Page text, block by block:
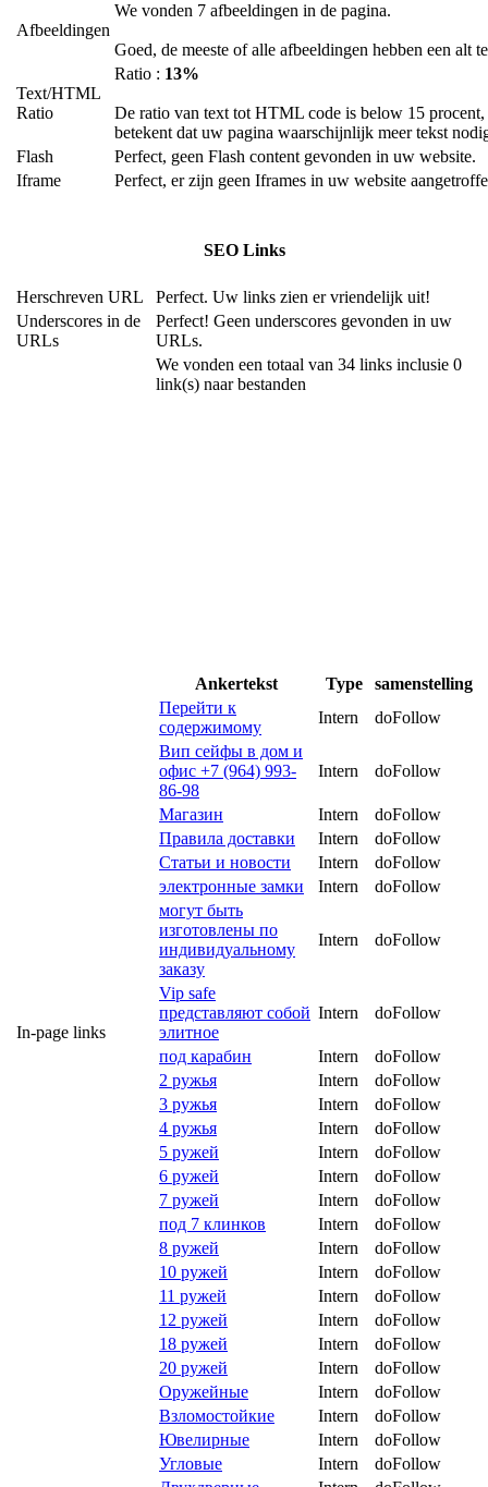
Afbeeldingen
We vonden 7 afbeeldingen in de pagina.
Goed, de meeste of alle afbeeldingen hebben een alt
Text/HTML
Ratio
Ratio : 13%
De ratio van text tot HTML code is below 15
betekent dat uw pagina waarschijnlijk meer tekst
Flash
Perfect, geen Flash content gevonden in uw website.
Iframe
Perfect, er zijn geen Iframes in uw website
SEO Links
Herschreven URL
Perfect. Uw links zien er vriendelijk uit!
Underscores in de
URLs
Perfect! Geen underscores gevonden in uw
URLs.
In-page links
We vonden een totaal van 34 links inclusie 0
link(s) naar bestanden
Ankertekst Type
samenstelling
Перейти к
содержимому
Intern
doFollow
Вип сейфы в дом и
офис +7 (964) 993-
86-98
Intern doFollow
Магазин Intern
doFollow
Правила доставки
Intern
doFollow
Статьи и новости
Intern
doFollow
электронные замки
Intern
doFollow
могут быть
изготовлены по
индивидуальному
заказу
Intern doFollow
Vip safe
представляют собой
элитное
Intern doFollow
под карабин Intern
doFollow
2 ружья
Intern
doFollow
3 ружья
Intern
doFollow
4 ружья
Intern
doFollow
5 ружей
Intern
doFollow
6 ружей
Intern
doFollow
7 ружей
Intern
doFollow
под 7 клинков
Intern
doFollow
8 ружей
Intern
doFollow
10 ружей
Intern
doFollow
11 ружей
Intern
doFollow
12 ружей
Intern
doFollow
18 ружей
Intern
doFollow
20 ружей
Intern
doFollow
Оружейные
Intern
doFollow
Взломостойкие
Intern
doFollow
Ювелирные
Intern
doFollow
Угловые
Intern
doFollow